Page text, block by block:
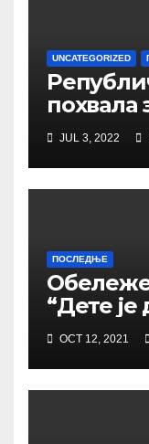
UNCATEGORIZED
похвала
JUL 3, 2022
ПОСЛЕДЊЕ
“Дете је
иOCT 12, 2021